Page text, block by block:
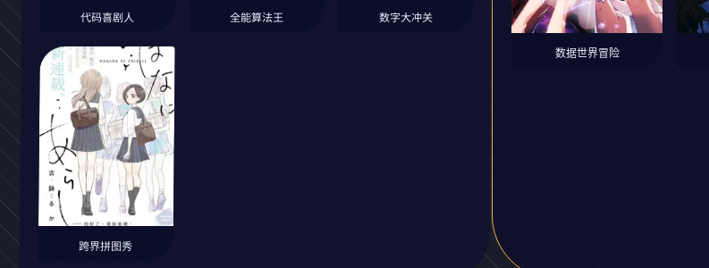
代码喜剧人 全能算法王 数字大冲关
跨界拼图秀
数据世界冒险